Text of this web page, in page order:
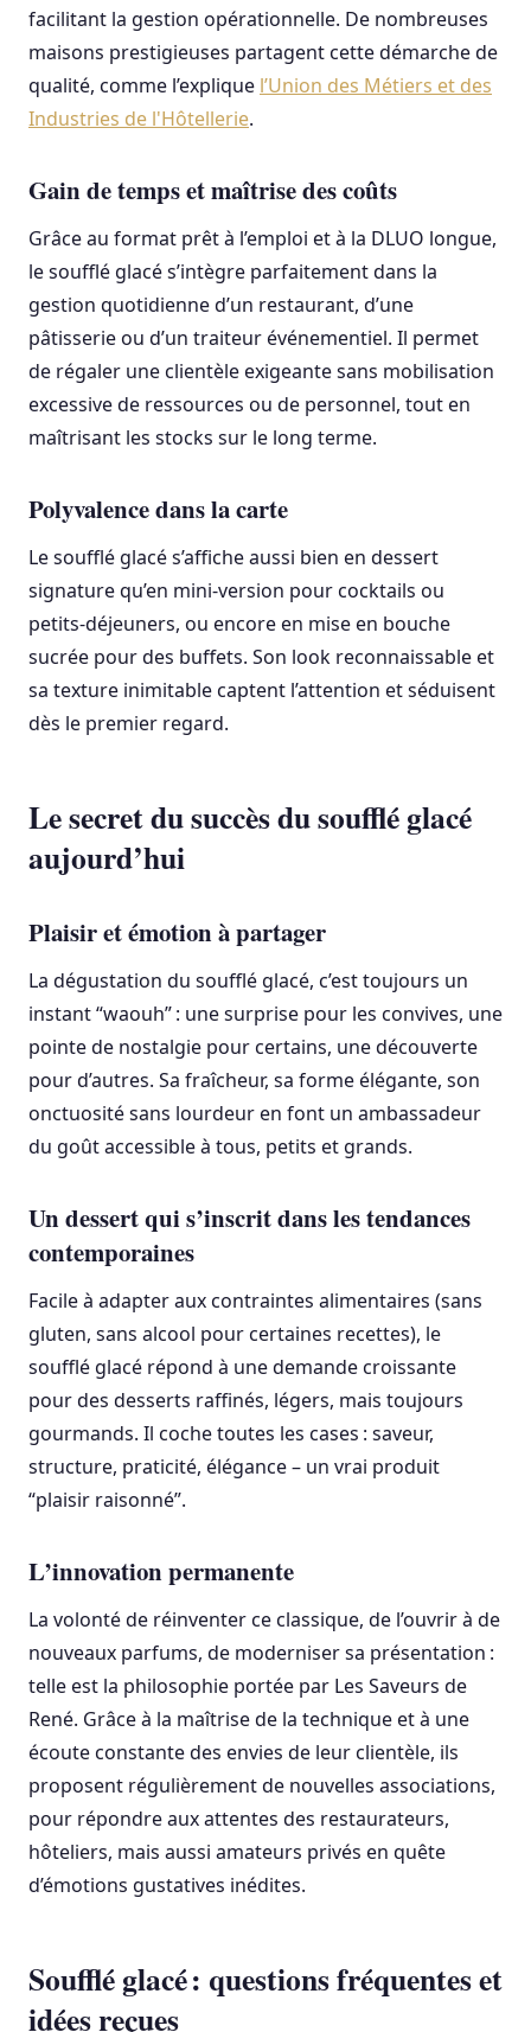
facilitant la gestion opérationnelle. De nombreuses
maisons prestigieuses partagent cette démarche de
qualité, comme l’explique l’Union des Métiers et des
Industries de l'Hôtellerie.
Gain de temps et maîtrise des coûts
Grâce au format prêt à l’emploi et à la DLUO longue,
le soufflé glacé s’intègre parfaitement dans la
gestion quotidienne d’un restaurant, d’une
pâtisserie ou d’un traiteur événementiel. Il permet
de régaler une clientèle exigeante sans mobilisation
excessive de ressources ou de personnel, tout en
maîtrisant les stocks sur le long terme.
Polyvalence dans la carte
Le soufflé glacé s’affiche aussi bien en dessert
signature qu’en mini-version pour cocktails ou
petits-déjeuners, ou encore en mise en bouche
sucrée pour des buffets. Son look reconnaissable et
sa texture inimitable captent l’attention et séduisent
dès le premier regard.
Le secret du succès du soufflé glacé
aujourd’hui
Plaisir et émotion à partager
La dégustation du soufflé glacé, c’est toujours un
instant “waouh” : une surprise pour les convives, une
pointe de nostalgie pour certains, une découverte
pour d’autres. Sa fraîcheur, sa forme élégante, son
onctuosité sans lourdeur en font un ambassadeur
du goût accessible à tous, petits et grands.
Un dessert qui s’inscrit dans les tendances
contemporaines
Facile à adapter aux contraintes alimentaires (sans
gluten, sans alcool pour certaines recettes), le
soufflé glacé répond à une demande croissante
pour des desserts raffinés, légers, mais toujours
gourmands. Il coche toutes les cases : saveur,
structure, praticité, élégance – un vrai produit
“plaisir raisonné”.
L’innovation permanente
La volonté de réinventer ce classique, de l’ouvrir à de
nouveaux parfums, de moderniser sa présentation :
telle est la philosophie portée par Les Saveurs de
René. Grâce à la maîtrise de la technique et à une
écoute constante des envies de leur clientèle, ils
proposent régulièrement de nouvelles associations,
pour répondre aux attentes des restaurateurs,
hôteliers, mais aussi amateurs privés en quête
d’émotions gustatives inédites.
Soufflé glacé : questions fréquentes et
idées reçues